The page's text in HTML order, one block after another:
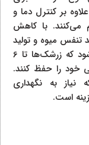
بر کنترل دما و
می‌کنند. با کاهش
تنفس میوه و تولید
اتیلن کاهش می‌یابد. این شرایط باعث می‌شود که زرشک‌ها تا 6
خود را حفظ کنند.
نیاز به نگهداری
است.